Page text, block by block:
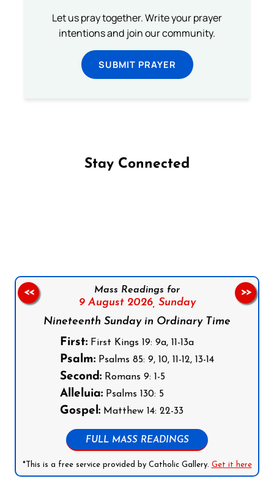
Let us pray together. Write your prayer
intentions and join our community.
SUBMIT PRAYER
Stay Connected
Mass Readings for
9 August 2026, Sunday
Nineteenth Sunday in Ordinary Time
First: First Kings 19: 9a, 11-13a
Psalm: Psalms 85: 9, 10, 11-12, 13-14
Second: Romans 9: 1-5
Alleluia: Psalms 130: 5
Gospel: Matthew 14: 22-33
FULL MASS READINGS
*This is a free service provided by Catholic Gallery. Get it here
<< >>